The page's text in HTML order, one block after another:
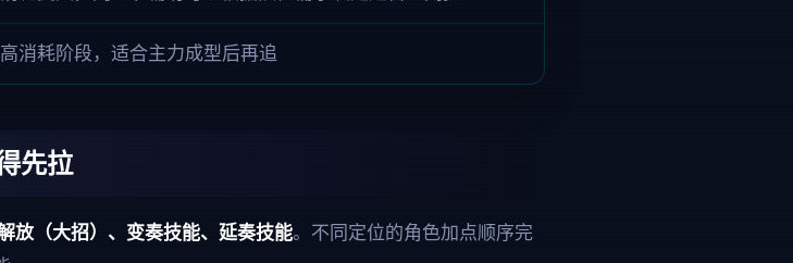
高消耗阶段，适合主力成型后再追
先拉
放（大招）、变奏技能、延奏技能。不同定位的角色加点顺序完